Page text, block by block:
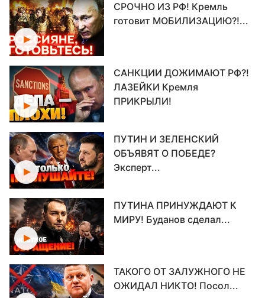
СРОЧНО ИЗ РФ! Кремль
готовит МОБИЛИЗАЦИЮ?!...
САНКЦИИ ДОЖИМАЮТ РФ?!
ЛАЗЕЙКИ Кремля
ПРИКРЫЛИ!
ПУТИН И ЗЕЛЕНСКИЙ
ОБЪЯВЯТ О ПОБЕДЕ?
Эксперт...
ПУТИНА ПРИНУЖДАЮТ К
МИРУ! Буданов сделал...
ТАКОГО ОТ ЗАЛУЖНОГО НЕ
ОЖИДАЛ НИКТО! Посол...